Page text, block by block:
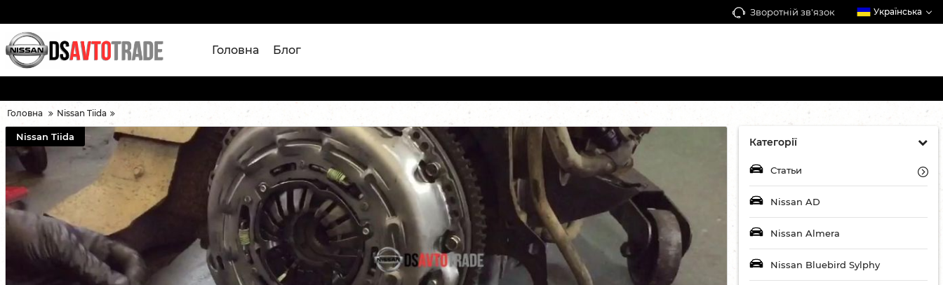
Зворотній зв'язок Українська
Головна Блог
Головна Nissan Tiida
Категорії
Статьи
Nissan AD
Nissan Almera
Nissan Bluebird Sylphy
Nissan Tiida